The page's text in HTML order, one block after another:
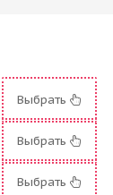
Выбрать
Выбрать
Выбрать